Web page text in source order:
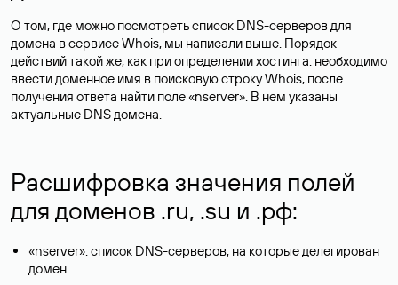
О том, где можно посмотреть список DNS-серверов для
домена в сервисе Whois, мы написали выше. Порядок
действий такой же, как при определении хостинга: необходимо
ввести доменное имя в поисковую строку Whois, после
получения ответа найти поле «nserver». В нем указаны
актуальные DNS домена.
Расшифровка значения полей
для доменов .ru, .su и .рф:
«nserver»: список DNS-серверов, на которые делегирован
домен